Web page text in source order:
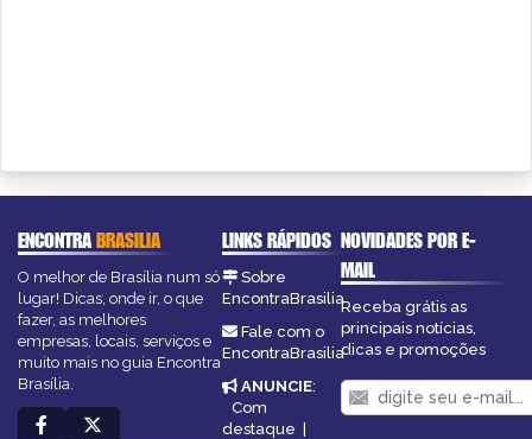
ENCONTRABRASILIA
O melhor de Brasília num só
lugar! Dicas, onde ir, o que
fazer, as melhores
empresas, locais, serviços e
muito mais no guia Encontra
Brasília.
LINKS RÁPIDOS
Sobre
EncontraBrasilia
Fale com o
EncontraBrasilia
ANUNCIE:
Com
destaque |
NOVIDADES POR E-
MAIL
Receba grátis as
principais notícias,
dicas e promoções